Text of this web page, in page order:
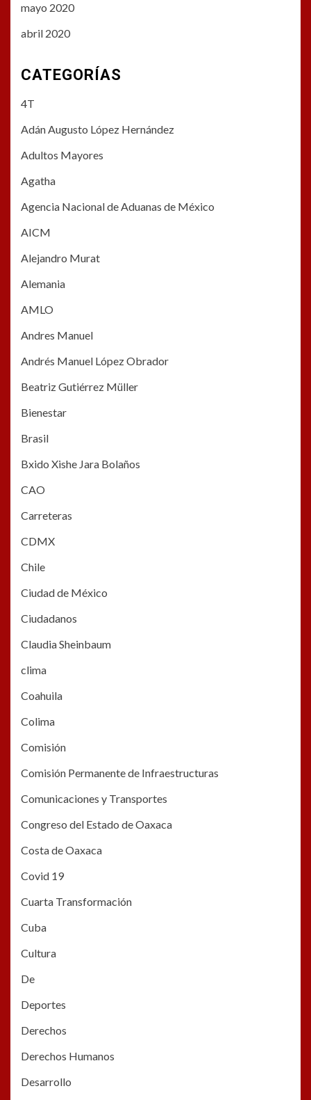
mayo 2020
abril 2020
CATEGORÍAS
4T
Adán Augusto López Hernández
Adultos Mayores
Agatha
Agencia Nacional de Aduanas de México
AICM
Alejandro Murat
Alemania
AMLO
Andres Manuel
Andrés Manuel López Obrador
Beatriz Gutiérrez Müller
Bienestar
Brasil
Bxido Xishe Jara Bolaños
CAO
Carreteras
CDMX
Chile
Ciudad de México
Ciudadanos
Claudia Sheinbaum
clima
Coahuila
Colima
Comisión
Comisión Permanente de Infraestructuras
Comunicaciones y Transportes
Congreso del Estado de Oaxaca
Costa de Oaxaca
Covid 19
Cuarta Transformación
Cuba
Cultura
De
Deportes
Derechos
Derechos Humanos
Desarrollo